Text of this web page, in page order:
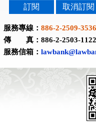
訂閱 取消訂閱
服務專線： 886-2-2509-3536
傳 真：886-2-2503-1122
服務信箱：